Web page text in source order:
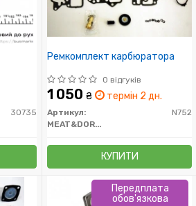
30735
Ремкомплект карбюратора
0 відгуків
1 050 ₴ термін 2 дн.
Артикул:
N752
MEAT&DORIA
КУПИТИ
Передплата
обов'язкова